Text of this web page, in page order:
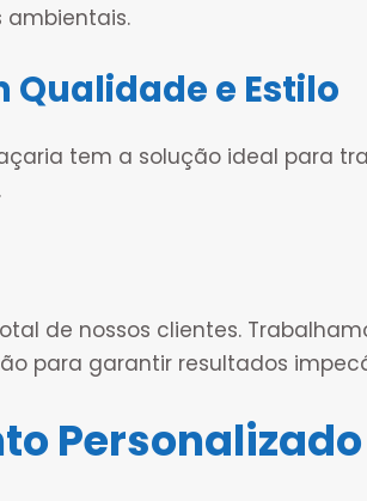
Qualidade e Estilo
tem a solução ideal para
de nossos clientes.
para garantir resultados